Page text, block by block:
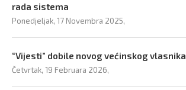
rada sistema
Ponedjeljak, 17 Novembra 2025,
“Vijesti” dobile novog većinskog vlasnika
Četvrtak, 19 Februara 2026,